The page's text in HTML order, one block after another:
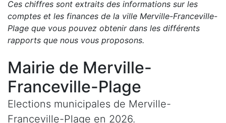
Ces chiffres sont extraits des informations sur les
comptes et les finances de la ville Merville-Franceville-
Plage que vous pouvez obtenir dans les différents
rapports que nous vous proposons.
Mairie de Merville-
Franceville-Plage
Elections municipales de Merville-
Franceville-Plage en 2026.